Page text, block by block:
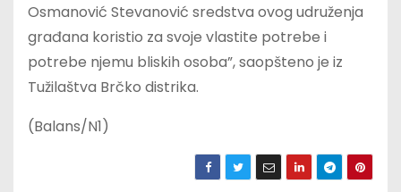
Osmanović Stevanović sredstva ovog udruženja
građana koristio za svoje vlastite potrebe i
potrebe njemu bliskih osoba”, saopšteno je iz
Tužilaštva Brčko distrika.
(Balans/N1)